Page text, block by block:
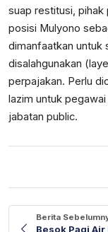
suap restitusi, pihak
posisi Mulyono
dimanfaatkan untuk
disalahgunakan
perpajakan. Perlu
lazim untuk
jabatan public.
Berita
Besok Pagi